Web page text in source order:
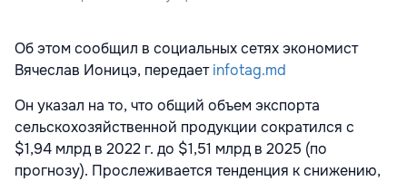
Об этом сообщил в социальных сетях экономист
Вячеслав Ионицэ, передаетinfotag.md
Он указал на то, что общий объем экспорта
сельскохозяйственной продукции сократился с
$1,94 млрд в 2022 г. до $1,51 млрд в 2025 (по
прогнозу). Прослеживается тенденция к снижению,